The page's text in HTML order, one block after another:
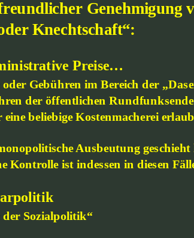
Genehmigung
Knechtschaft“:
Preise…
Gebühren im Bereich der
der öffentlichen
beliebige Kostenmacherei
Ausbeutung
Kontrolle ist indessen in diesen
der Sozialpolitik“